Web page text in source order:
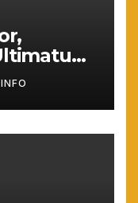
Siap